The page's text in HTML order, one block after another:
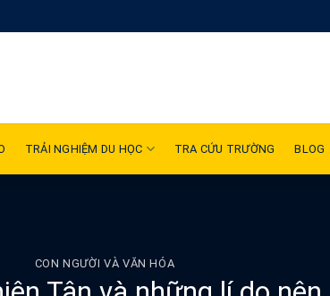
TRẢI NGHIỆM DU HỌC TRA CỨU TRƯỜNG BLOG
CON NGƯỜI VÀ VĂN HÓA